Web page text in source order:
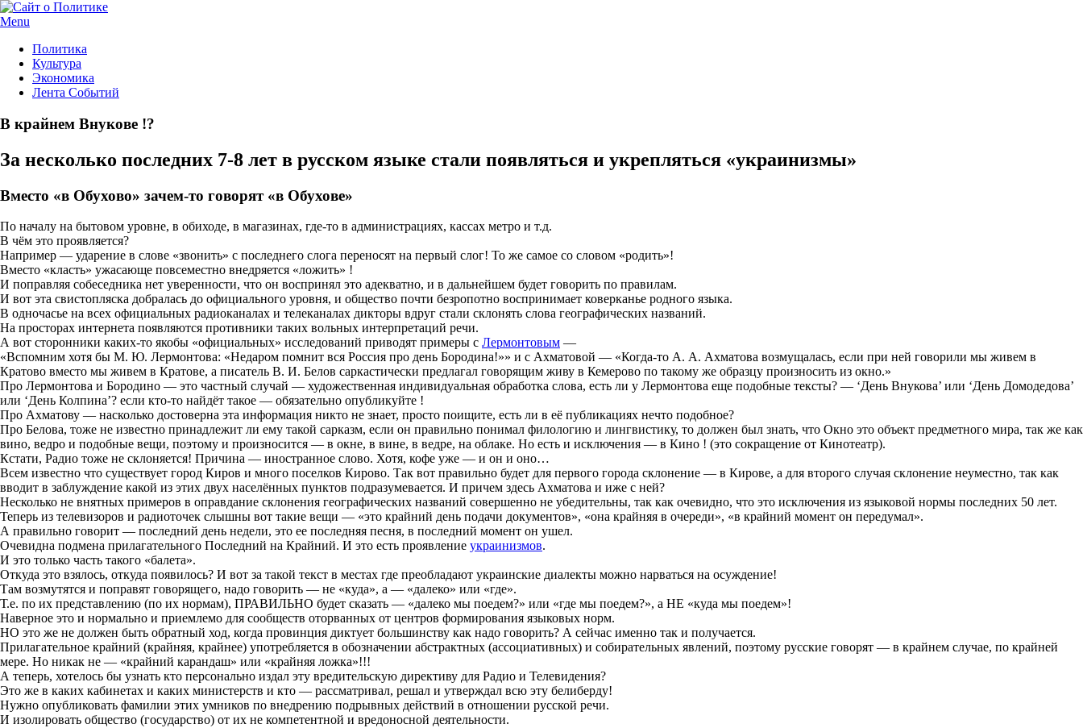
Menu
Политика
Культура
Экономика
Лента Событий
В крайнем Внукове !?
За несколько последних 7-8 лет в русском языке стали появляться и укрепляться «украинизмы»
Вместо «в Обухово» зачем-то говорят «в Обухове»
По началу на бытовом уровне, в обиходе, в магазинах, где-то в администрациях, кассах метро и т.д.
В чём это проявляется?
Например — ударение в слове «звонить» с последнего слога переносят на первый слог! То же самое со словом «родить»!
Вместо «класть» ужасающе повсеместно внедряется «ложить» !
И поправляя собеседника нет уверенности, что он воспринял это адекватно, и в дальнейшем будет говорить по правилам.
И вот эта свистопляска добралась до официального уровня, и общество почти безропотно воспринимает коверканье родного языка.
В одночасье на всех официальных радиоканалах и телеканалах дикторы вдруг стали склонять слова географических названий.
На просторах интернета появляются противники таких вольных интерпретаций речи.
А вот сторонники каких-то якобы «официальных» исследований приводят примеры с Лермонтовым —
«Вспомним хотя бы М. Ю. Лермонтова: «Недаром помнит вся Россия про день Бородина!»» и с Ахматовой — «Когда-то А. А. Ахматова возмущалась, если при ней говорили мы живем в
Кратово вместо мы живем в Кратове, а писатель В. И. Белов саркастически предлагал говорящим живу в Кемерово по такому же образцу произносить из окно.»
Про Лермонтова и Бородино — это частный случай — художественная индивидуальная обработка слова, есть ли у Лермонтова еще подобные тексты? — ‘День Внукова’ или ‘День Домодедова’
или ‘День Колпина’? если кто-то найдёт такое — обязательно опубликуйте !
Про Ахматову — насколько достоверна эта информация никто не знает, просто поищите, есть ли в её публикациях нечто подобное?
Про Белова, тоже не известно принадлежит ли ему такой сарказм, если он правильно понимал филологию и лингвистику, то должен был знать, что Окно это объект предметного мира, так же как
вино, ведро и подобные вещи, поэтому и произносится — в окне, в вине, в ведре, на облаке. Но есть и исключения — в Кино ! (это сокращение от Кинотеатр).
Кстати, Радио тоже не склоняется! Причина — иностранное слово. Хотя, кофе уже — и он и оно…
Всем известно что существует город Киров и много поселков Кирово. Так вот правильно будет для первого города склонение — в Кирове, а для второго случая склонение неуместно, так как
вводит в заблуждение какой из этих двух населённых пунктов подразумевается. И причем здесь Ахматова и иже с ней?
Несколько не внятных примеров в оправдание склонения географических названий совершенно не убедительны, так как очевидно, что это исключения из языковой нормы последних 50 лет.
Теперь из телевизоров и радиоточек слышны вот такие вещи — «это крайний день подачи документов», «она крайняя в очереди», «в крайний момент он передумал».
А правильно говорит — последний день недели, это ее последняя песня, в последний момент он ушел.
Очевидна подмена прилагательного Последний на Крайний. И это есть проявление украинизмов.
И это только часть такого «балета».
Откуда это взялось, откуда появилось? И вот за такой текст в местах где преобладают украинские диалекты можно нарваться на осуждение!
Там возмутятся и поправят говорящего, надо говорить — не «куда», а — «далеко» или «где».
Т.е. по их представлению (по их нормам), ПРАВИЛЬНО будет сказать — «далеко мы поедем?» или «где мы поедем?», а НЕ «куда мы поедем»!
Наверное это и нормально и приемлемо для сообществ оторванных от центров формирования языковых норм.
НО это же не должен быть обратный ход, когда провинция диктует большинству как надо говорить? А сейчас именно так и получается.
Прилагательное крайний (крайняя, крайнее) употребляется в обозначении абстрактных (ассоциативных) и собирательных явлений, поэтому русские говорят — в крайнем случае, по крайней
мере. Но никак не — «крайний карандаш» или «крайняя ложка»!!!
А теперь, хотелось бы узнать кто персонально издал эту вредительскую директиву для Радио и Телевидения?
Это же в каких кабинетах и каких министерств и кто — рассматривал, решал и утверждал всю эту белиберду!
Нужно опубликовать фамилии этих умников по внедрению подрывных действий в отношении русской речи.
И изолировать общество (государство) от их не компетентной и вредоносной деятельности.